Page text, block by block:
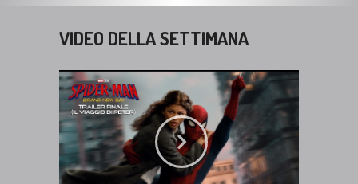
VIDEO DELLA SETTIMANA